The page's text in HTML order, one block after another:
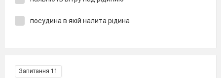
посудина в якій налита рідина
Запитання 11